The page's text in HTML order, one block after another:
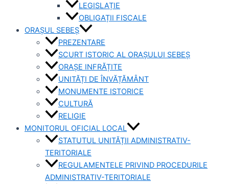
LEGISLAȚIE
OBLIGAȚII FISCALE
ORAȘUL SEBEȘ
PREZENTARE
SCURT ISTORIC AL ORAȘULUI SEBEȘ
ORAȘE INFRĂȚITE
UNITĂȚI DE ÎNVĂȚĂMÂNT
MONUMENTE ISTORICE
CULTURĂ
RELIGIE
MONITORUL OFICIAL LOCAL
STATUTUL UNITĂȚII ADMINISTRATIV-
TERITORIALE
REGULAMENTELE PRIVIND PROCEDURILE
ADMINISTRATIV-TERITORIALE